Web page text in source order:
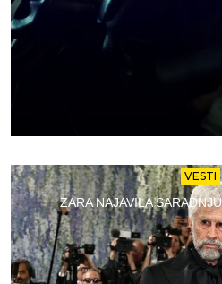
VESTI
ZARA NAJAVILA